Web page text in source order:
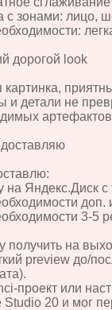
с зонами: лицо,
дорогой look
картинка,
и детали не
на Яндекс.Диск
3-5
получить на
preview до/
проект или
Studio 20 и мог